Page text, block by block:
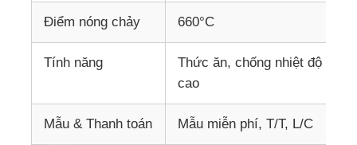
Điểm nóng chảy 660°C
Tính năng
Thức ăn, chống nhiệt độ cao,
cao
Mẫu & Thanh toán Mẫu miễn phí, T/T, L/C